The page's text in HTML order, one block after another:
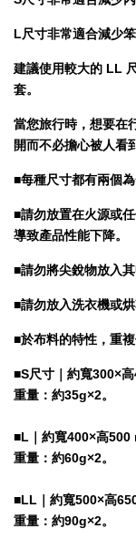
L尺寸非常適合減少笨
建議使用較大的 LL
套。
當您旅行時，想要在
開而不必擔心被人看
■每種尺寸都有兩個為
■請勿放置在火源或
導致產品性能下降。
■請勿將尖銳物放入其
■請勿放入洗衣機或烘
■於布料的特性，重複
■S尺寸｜約寬300×
重量：約35g×2。
■L｜約寬400×高500
重量：約60g×2。
■LL｜約寬500×高
重量：約90g×2。